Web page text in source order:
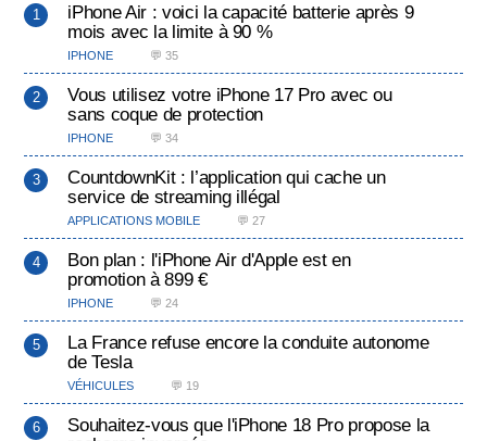
iPhone Air : voici la capacité batterie après 9
mois avec la limite à 90 %
IPHONE 💬 35
Vous utilisez votre iPhone 17 Pro avec ou
sans coque de protection
IPHONE 💬 34
CountdownKit : l’application qui cache un
service de streaming illégal
APPLICATIONS MOBILE 💬 27
Bon plan : l'iPhone Air d'Apple est en
promotion à 899 €
IPHONE 💬 24
La France refuse encore la conduite autonome
de Tesla
VÉHICULES 💬 19
Souhaitez-vous que l'iPhone 18 Pro propose la